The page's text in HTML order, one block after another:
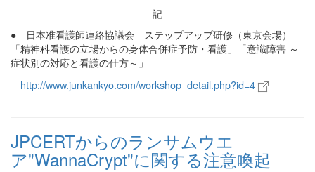
記
● 日本准看護師連絡協議会 ステップアップ研修（東京会場）
「精神科看護の立場からの身体合併症予防・看護」
「意識障害 ～
症状別の対応と看護の仕方～」
http://www.junkankyo.com/workshop_detail.php?id=4
JPCERTからのランサムウエ
ア"WannaCrypt"に関する注意喚起